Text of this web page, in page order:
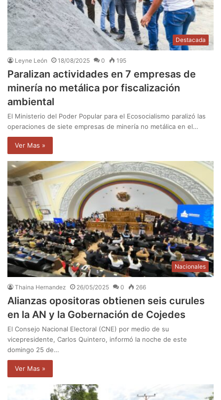
Destacada
Leyne León 18/08/2025 0 195
Paralizan actividades en 7 empresas de
minería no metálica por fiscalización
ambiental
El Ministerio del Poder Popular para el Ecosocialismo paralizó las
operaciones de siete empresas de minería no metálica en el…
Ver Mas »
Nacionales
Thaina Hernandez 26/05/2025 0 266
Alianzas opositoras obtienen seis curules
en la AN y la Gobernación de Cojedes
El Consejo Nacional Electoral (CNE) por medio de su
vicepresidente, Carlos Quintero, informó la noche de este
domingo 25 de…
Ver Mas »